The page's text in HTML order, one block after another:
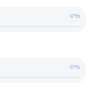
0%
0%